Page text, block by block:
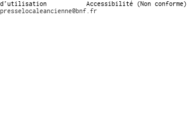
d’utilisation
Accessibilité (Non conforme)
presselocaleancienne@bnf.fr